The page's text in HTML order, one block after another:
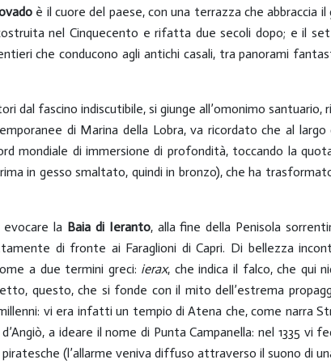
è il cuore del paese, con una terrazza che abbraccia
nel Cinquecento e rifatta due secoli dopo; e il
che conducono agli antichi casali, tra panorami
dal fascino indiscutibile, si giunge all’omonimo
di Marina della Lobra, va ricordato che al largo
mondiale di immersione di profondità, toccando la
in gesso smaltato, quindi in bronzo), che ha
evocare la Baia di Ieranto, alla fine della Penisola
di fronte ai Faraglioni di Capri. Di bellezza
a due termini greci: ierax, che indica il falco, che qui
questo, che si fonde con il mito dell’estrema
vi era infatti un tempio di Atena che, come narra
a ideare il nome di Punta Campanella: nel 1335 vi
(l’allarme veniva diffuso attraverso il suono di